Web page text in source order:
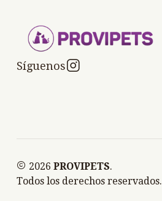
Síguenos
2026 PROVIPETS.
Todos los derechos reservados.